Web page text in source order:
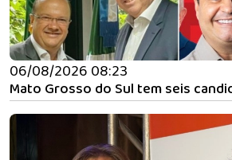
06/08/2026 08:23
Mato Grosso do Sul tem seis